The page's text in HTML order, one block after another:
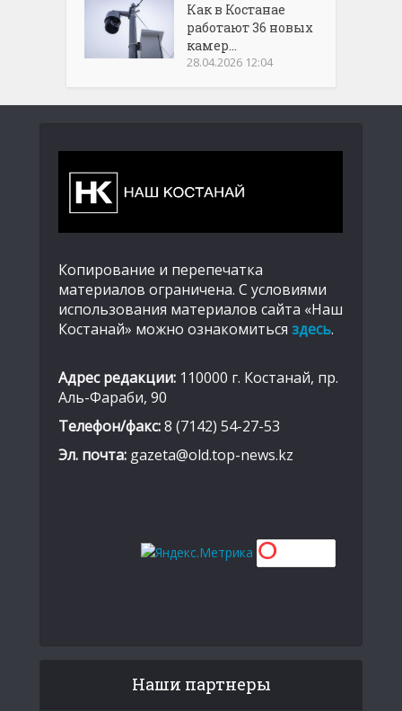
Как в Костанае
работают 36 новых
камер...
28.04.2026 12:04
Копирование и перепечатка
материалов ограничена. С условиями
использования материалов сайта «Наш
Костанай» можно ознакомиться здесь.
Адрес редакции: 110000 г. Костанай, пр.
Аль-Фараби, 90
Телефон/факс:8 (7142) 54-27-53
Эл. почта: gazeta@old.top-news.kz
Наши партнеры